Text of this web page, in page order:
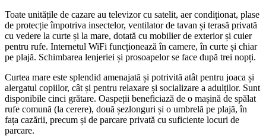
Toate unitățile de cazare au televizor cu satelit, aer condiționat, plase
de protecție împotriva insectelor, ventilator de tavan și terasă privată
cu vedere la curte și la mare, dotată cu mobilier de exterior și cuier
pentru rufe. Internetul WiFi funcționează în camere, în curte și chiar
pe plajă. Schimbarea lenjeriei și prosoapelor se face după trei nopți.
Curtea mare este splendid amenajată și potrivită atât pentru joaca și
alergatul copiilor, cât și pentru relaxare și socializare a adulților. Sunt
disponibile cinci grătare. Oaspeții beneficiază de o mașină de spălat
rufe comună (la cerere), două șezlonguri și o umbrelă pe plajă, în
fața cazării, precum și de parcare privată cu suficiente locuri de
parcare.